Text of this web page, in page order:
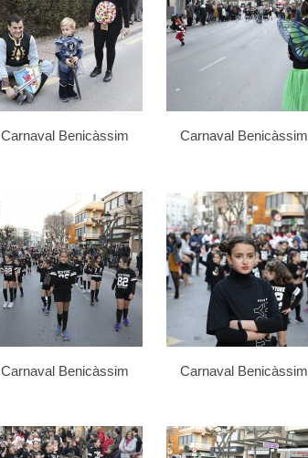
Carnaval Benicàssim Carnaval Benicàssim
Carnaval Benicàssim Carnaval Benicàssim